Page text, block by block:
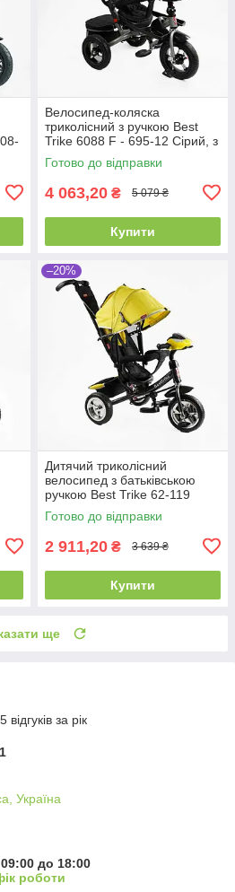
Велосипед-коляска
триколісний з ручкою Best
Trike 6088 F - 695-12 Сірий, з
поворотним сидінням
Готово до відправки
4 063,20 ₴ 5 079 ₴
Купити
–20%
Дитячий триколісний
велосипед з батьківською
ручкою Best Trike 62-119
Жовтий, колеса ПЕНА, фара,
USB,
Готово до відправки
2 911,20 ₴ 3 639 ₴
Купити
ще
за рік
Україна
до 18:00
роботи